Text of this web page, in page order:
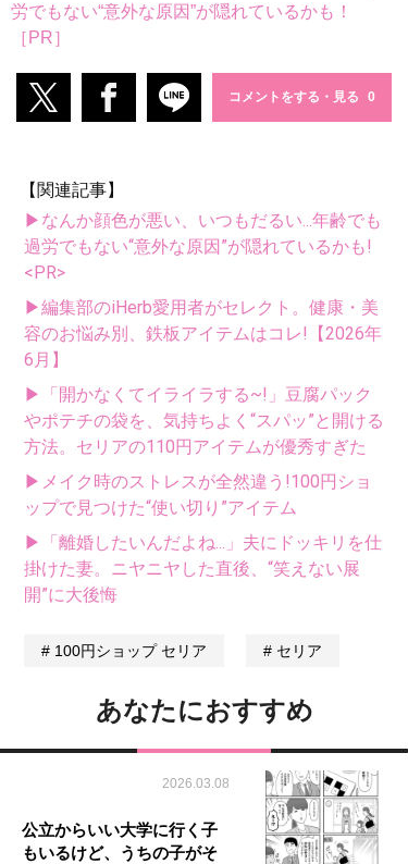
労でもない“意外な原因”が隠れているかも！
［PR］
コメントをする・見る
【関連記事】
▶なんか顔色が悪い、いつもだるい...年齢でも
過労でもない“意外な原因”が隠れているかも!
<PR>
▶編集部のiHerb愛用者がセレクト。健康・美
容のお悩み別、鉄板アイテムはコレ!【2026年
6月】
▶「開かなくてイライラする~!」豆腐パック
やポテチの袋を、気持ちよく“スパッ”と開ける
方法。セリアの110円アイテムが優秀すぎた
▶メイク時のストレスが全然違う!100円ショ
ップで見つけた“使い切り”アイテム
▶「離婚したいんだよね...」夫にドッキリを仕
掛けた妻。ニヤニヤした直後、“笑えない展
開”に大後悔
100円ショップ セリア セリア
あなたにおすすめ
2026.03.08
公立からいい大学に行く子
もいるけど、うちの子がそ